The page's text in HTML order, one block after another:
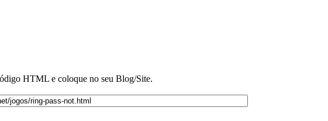
HTML e coloque no seu Blog/Site.